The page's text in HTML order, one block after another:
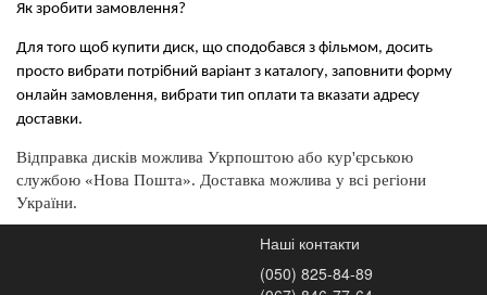
Як зробити замовлення?
Для того щоб купити диск, що сподобався з фільмом, досить
просто вибрати потрібний варіант з каталогу, заповнити форму
онлайн замовлення, вибрати тип оплати та вказати адресу
доставки.
Відправка дисків можлива Укрпоштою або кур'єрською
службою «Нова Пошта». Доставка можлива у всі регіони
України.
Наші контакти
(050) 825-84-89